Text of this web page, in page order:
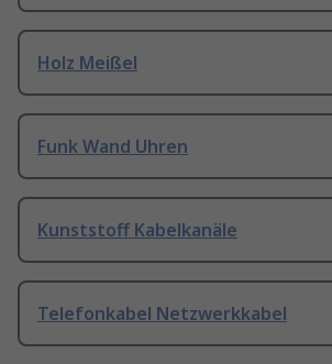
Holz Meißel
Funk Wand Uhren
Kunststoff Kabelkanäle
Telefonkabel Netzwerkkabel